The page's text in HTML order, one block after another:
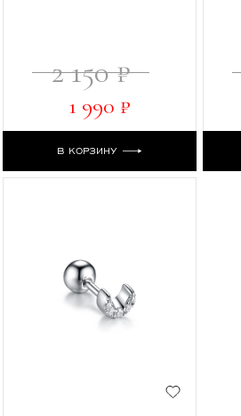
2 150 ₽
1 990 ₽
В КОРЗИНУ